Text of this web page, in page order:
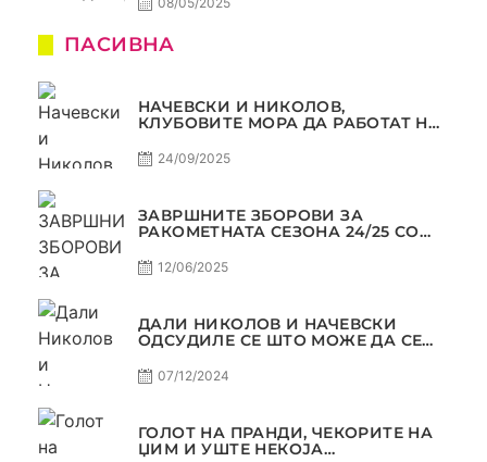
ПАСИВНА
НАЧЕВСКИ И НИКОЛОВ,
КЛУБОВИТЕ МОРА ДА РАБОТАТ НА
С5Е2 ПАСИВНА
24/09/2025
ЗАВРШНИТЕ ЗБОРОВИ ЗА
РАКОМЕТНАТА СЕЗОНА 24/25 СО
С4Е11
12/06/2025
ДАЛИ НИКОЛОВ И НАЧЕВСКИ
ОДСУДИЛЕ СЕ ШТО МОЖЕ ДА СЕ
07/12/2024
ГОЛОТ НА ПРАНДИ, ЧЕКОРИТЕ НА
ЏИМ И УШТЕ НЕКОЈА